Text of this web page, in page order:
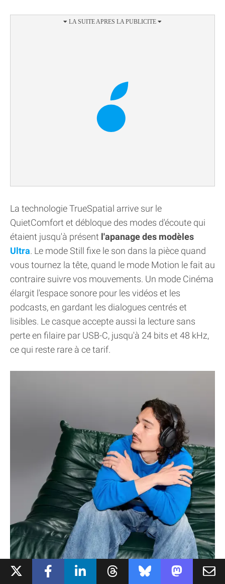
La technologie TrueSpatial arrive sur le
QuietComfort et débloque des modes d'écoute qui
étaient jusqu'à présent l'apanage des modèles
Ultra. Le mode Still fixe le son dans la pièce quand
vous tournez la tête, quand le mode Motion le fait au
contraire suivre vos mouvements. Un mode Cinéma
élargit l'espace sonore pour les vidéos et les
podcasts, en gardant les dialogues centrés et
lisibles. Le casque accepte aussi la lecture sans
perte en filaire par USB-C, jusqu'à 24 bits et 48 kHz,
ce qui reste rare à ce tarif.